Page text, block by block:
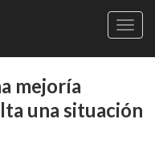
mejoría
una situación